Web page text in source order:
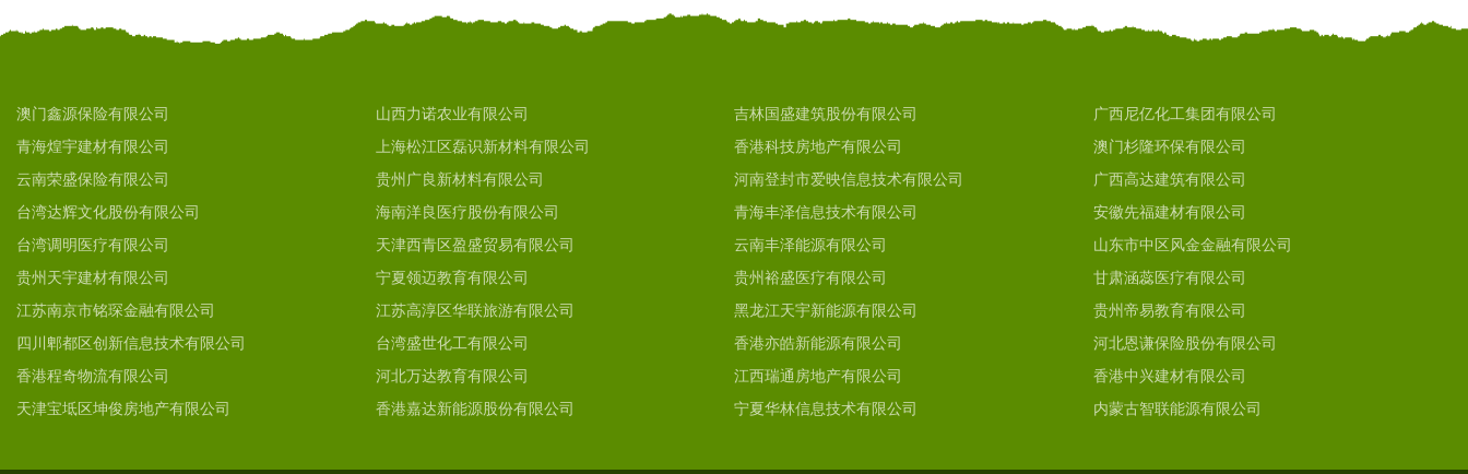
澳门鑫源保险有限公司 山西力诺农业有限公司 吉林国盛建筑股份有限公司
广西尼亿化工集团有限公司
青海煌宇建材有限公司
上海松江区磊识新材料有限公司 香港科技房地产有限公司
澳门杉隆环保有限公司
云南荣盛保险有限公司
贵州广良新材料有限公司 河南登封市爱映信息技术有限公司
广西高达建筑有限公司
台湾达辉文化股份有限公司
海南洋良医疗股份有限公司 青海丰泽信息技术有限公司
安徽先福建材有限公司
台湾调明医疗有限公司
天津西青区盈盛贸易有限公司 云南丰泽能源有限公司
山东市中区风金金融有限公司
贵州天宇建材有限公司
宁夏领迈教育有限公司 贵州裕盛医疗有限公司
甘肃涵蕊医疗有限公司
江苏南京市铭琛金融有限公司
江苏高淳区华联旅游有限公司 黑龙江天宇新能源有限公司
贵州帝易教育有限公司
四川郫都区创新信息技术有限公司
台湾盛世化工有限公司 香港亦皓新能源有限公司
河北恩谦保险股份有限公司
香港程奇物流有限公司
河北万达教育有限公司 江西瑞通房地产有限公司
香港中兴建材有限公司
天津宝坻区坤俊房地产有限公司
香港嘉达新能源股份有限公司 宁夏华林信息技术有限公司 内蒙古智联能源有限公司